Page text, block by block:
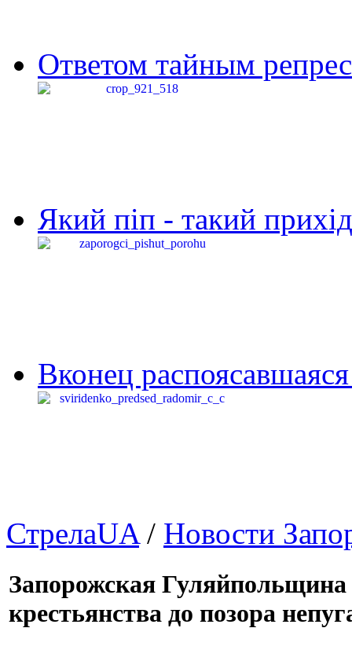
Ответом тайным
Який піп - такий
Вконец
СтрелаUA/ Новости
Запорожская
крестьянства до позора